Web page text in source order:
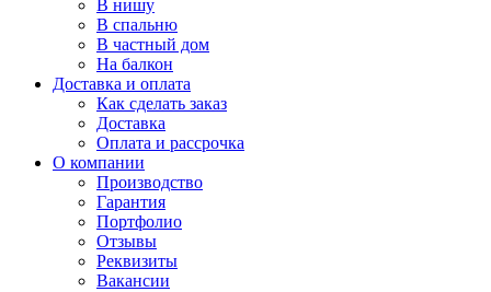
В нишу
В спальню
В частный дом
На балкон
Доставка и оплата
Как сделать заказ
Доставка
Оплата и рассрочка
О компании
Производство
Гарантия
Портфолио
Отзывы
Реквизиты
Вакансии